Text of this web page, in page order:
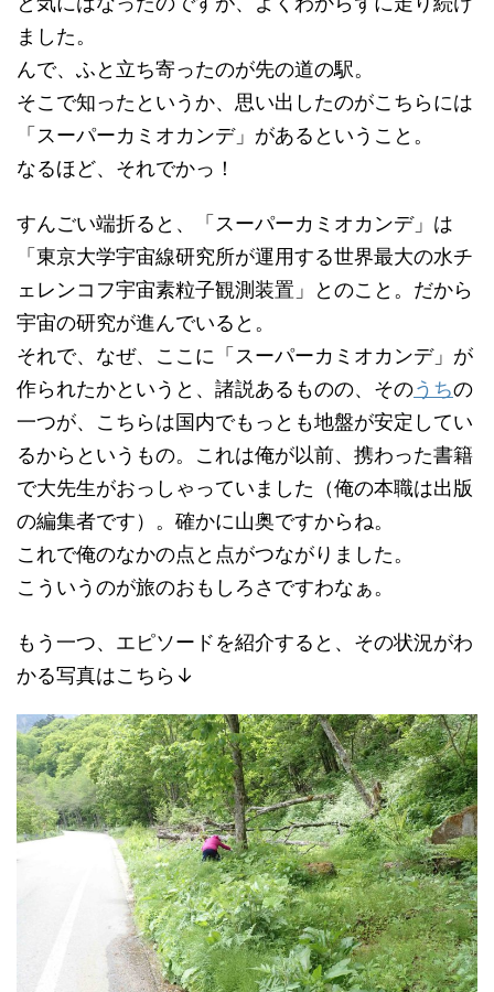
ました。
んで、ふと立ち寄ったのが先の道の駅。
そこで知ったというか、思い出したのがこちらには
「スーパーカミオカンデ」があるということ。
なるほど、それでかっ！
すんごい端折ると、「スーパーカミオカンデ」は
「東京大学宇宙線研究所が運用する世界最大の水チ
ェレンコフ宇宙素粒子観測装置」とのこと。だから
宇宙の研究が進んでいると。
それで、なぜ、ここに「スーパーカミオカンデ」が
作られたかというと、諸説あるものの、そのうちの
一つが、こちらは国内でもっとも地盤が安定してい
るからというもの。これは俺が以前、携わった書籍
で大先生がおっしゃっていました（俺の本職は出版
の編集者です）。確かに山奥ですからね。
これで俺のなかの点と点がつながりました。
こういうのが旅のおもしろさですわなぁ。
もう一つ、エピソードを紹介すると、その状況がわ
かる写真はこちら↓